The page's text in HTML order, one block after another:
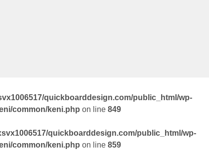
quickboarddesign.com/public_html/wp-
common/keni.php on line 849
quickboarddesign.com/public_html/wp-
common/keni.php on line 859